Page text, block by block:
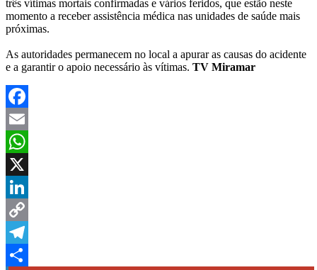
três vítimas mortais confirmadas e vários feridos, que estão neste
momento a receber assistência médica nas unidades de saúde mais
próximas.
As autoridades permanecem no local a apurar as causas do acidente
e a garantir o apoio necessário às vítimas. TV Miramar
Facebook
Email
WhatsApp
X
LinkedIn
Copy
Link
Telegram